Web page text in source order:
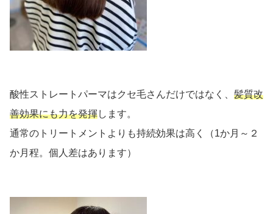
酸性ストレートパーマはクセ毛さんだけではなく、 髪質改
善効果にも力を発揮します。
通常のトリートメントよりも持続効果は高く（1か月～２
か月程。個人差はあります）